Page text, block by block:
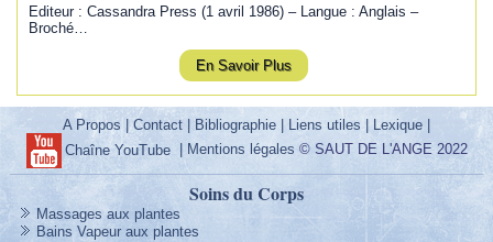
Editeur : Cassandra Press (1 avril 1986) – Langue : Anglais –
Broché…
En Savoir Plus
A Propos |Contact | Bibliographie | Liens utiles| Lexique |
Chaîne YouTube| Mentions légales © SAUT DE L'ANGE 2022
Soins du Corps
Massages aux plantes
Bains Vapeur aux plantes